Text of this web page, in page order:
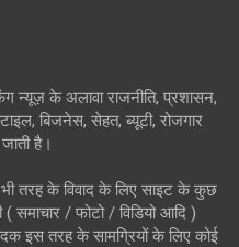
न्यूज़ के अलावा राजनीति, प्रशासन,
बिजनेस, सेहत, ब्यूटी, रोजगार
है।
तरह के विवाद के लिए साइट के कुछ
( समाचार / फोटो / विडियो आदि )
इस तरह के सामग्रियों के लिए कोई